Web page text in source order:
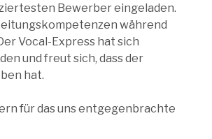
Bewerber eingeladen.
während
Vocal-Express hat sich
und freut sich, dass der
hat.
für das uns entgegenbrachte